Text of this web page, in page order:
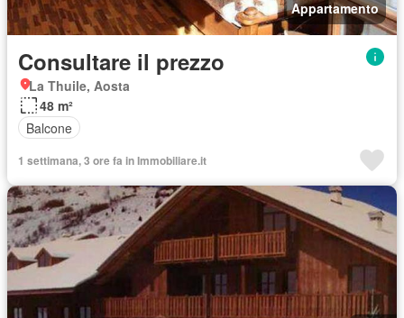
Appartamento
Consultare il prezzo
La Thuile, Aosta
48 m²
Balcone
1 settimana, 3 ore fa in Immobiliare.it